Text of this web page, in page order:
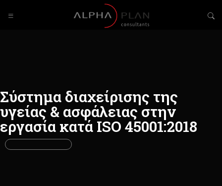
Σύστημα διαχείρισης της
υγείας & ασφάλειας στην
εργασία κατά ISO 45001:2018